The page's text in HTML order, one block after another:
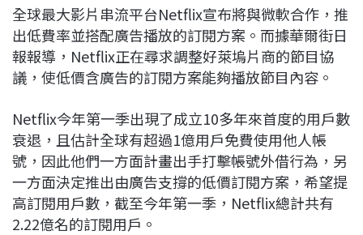
c
e
b
o
k
n
e
r
e
a
d
n
k
e
d
n
p
y
L
i
k
全球最大影片串流平台Netflix宣布將與微軟合作，推
出低費率並搭配廣告播放的訂閱方案。而據華爾街日
報報導，Netflix正在尋求調整好萊塢片商的節目協
議，使低價含廣告的訂閱方案能夠播放節目內容。
Netflix今年第一季出現了成立10多年來首度的用戶數
衰退，且估計全球有超過1億用戶免費使用他人帳
號，因此他們一方面計畫出手打擊帳號外借行為，另
一方面決定推出由廣告支撐的低價訂閱方案，希望提
高訂閱用戶數，截至今年第一季，Netflix總計共有
2.22億名的訂閱用戶。